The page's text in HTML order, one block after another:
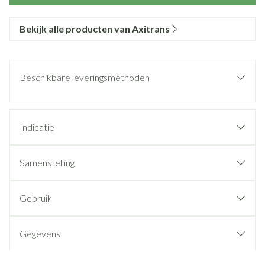
Bekijk alle producten van Axitrans
Beschikbare leveringsmethoden
Indicatie
Samenstelling
Gebruik
Gegevens